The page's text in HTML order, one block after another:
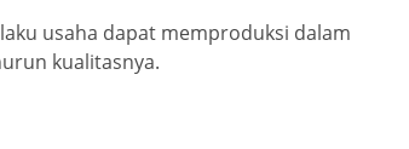
usaha dapat memproduksi dalam
kualitasnya.